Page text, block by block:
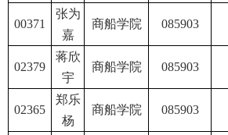
00371
张为
嘉
商船学院 085903
02379
蒋欣
宇
商船学院 085903
02365
郑乐
杨
商船学院 085903